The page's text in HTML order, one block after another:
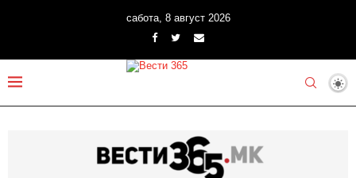
сабота, 8 август 2026